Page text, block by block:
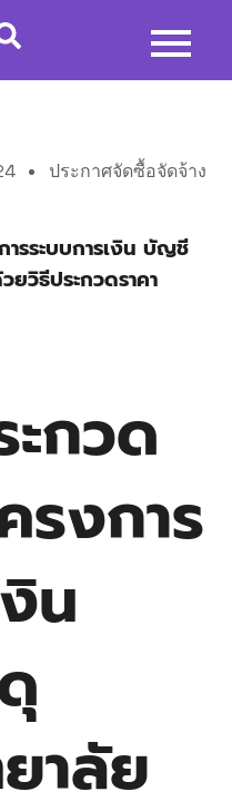
ประกาศจัดซื้อจัดจ้าง
ารระบบการเงิน บัญชี
วิธีประกวดราคา
ะกวด
รงการ
น
าลัย